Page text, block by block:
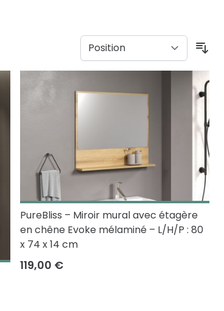
PureBliss – Miroir mural avec étagère
en chêne Evoke mélaminé – L/H/P : 80
x 74 x 14 cm
119,00 €